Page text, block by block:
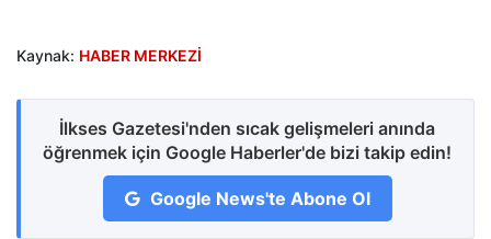
Kaynak: HABER MERKEZİ
İlkses Gazetesi'nden sıcak gelişmeleri anında
öğrenmek için Google Haberler'de bizi takip edin!
Google News'te Abone Ol